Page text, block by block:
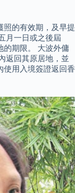
照的有效期，及早提
月一日或之後屆
的期限。 大波外傭
返回其原居地，並
使用入境簽證返回香